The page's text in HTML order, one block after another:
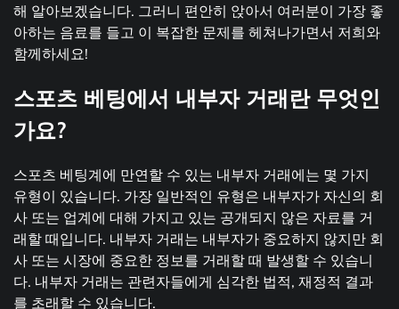
해 알아보겠습니다. 그러니 편안히 앉아서 여러분이 가장 좋
아하는 음료를 들고 이 복잡한 문제를 헤쳐나가면서 저희와
함께하세요!
스포츠 베팅에서 내부자 거래란 무엇인
가요?
스포츠 베팅계에 만연할 수 있는 내부자 거래에는 몇 가지
유형이 있습니다. 가장 일반적인 유형은 내부자가 자신의 회
사 또는 업계에 대해 가지고 있는 공개되지 않은 자료를 거
래할 때입니다. 내부자 거래는 내부자가 중요하지 않지만 회
사 또는 시장에 중요한 정보를 거래할 때 발생할 수 있습니
다. 내부자 거래는 관련자들에게 심각한 법적, 재정적 결과
를 초래할 수 있습니다.